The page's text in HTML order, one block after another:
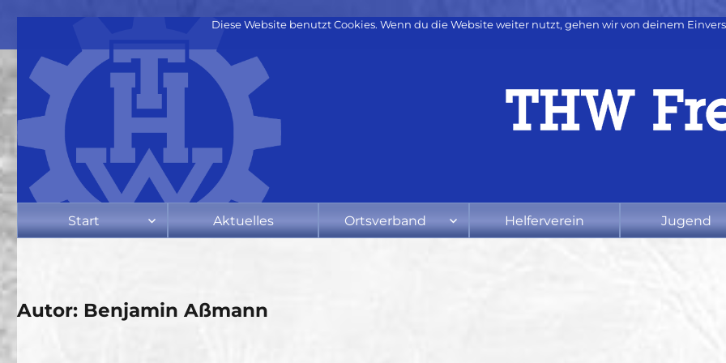
Start Aktuelles Ortsverband Helferverein Jugend
Autor: Benjamin Aßmann
Diese Website benutzt Cookies. Wenn du die Website weiter nutzt, gehen wir von deinem